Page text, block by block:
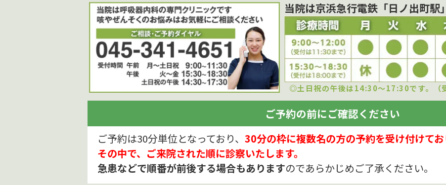
当院は京浜急行電鉄「日ノ出町
◎土日祝の午後は14:30〜17:30です。（
ご予約の前にご確認ください
ご予約は30分単位となっており、 30分の枠に複数名の方の予約を受け付けてお
その中で、ご来院された順に診察いたします。
急患などで順番が前後する場合もありますのであらかじめご了承ください。